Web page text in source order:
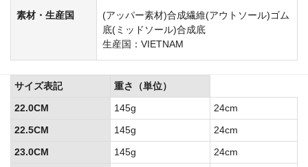
素材・生産国
(アッパー素材)合成繊維(アウトソール)ゴム
底(ミッドソール)合成底
生産国：VIETNAM
サイズ表記
重さ（単位）
22.0CM
145g
24cm
22.5CM
145g
24cm
23.0CM
145g
24cm